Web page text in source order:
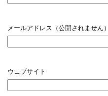
メールアドレス（公開されません）
ウェブサイト